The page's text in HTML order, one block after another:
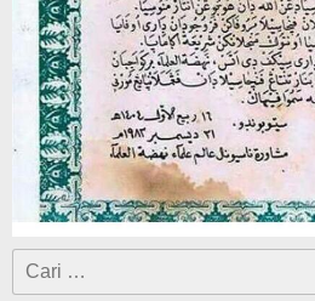
Cari
untuk: